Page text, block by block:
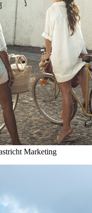
Marketing